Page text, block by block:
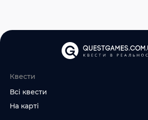
Квести
Всі квести
На карті